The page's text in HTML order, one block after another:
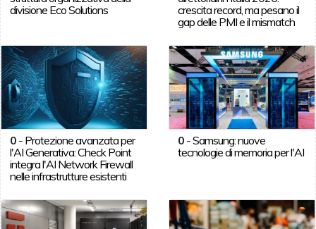
divisione Eco Solutions
crescita record, ma pesano il
gap delle PMI e il mismatch
0- Protezione avanzata per
l'AI Generativa: Check Point
integra l'AI Network Firewall
nelle infrastrutture esistenti
0-Samsung: nuove
tecnologie di memoria per l'AI